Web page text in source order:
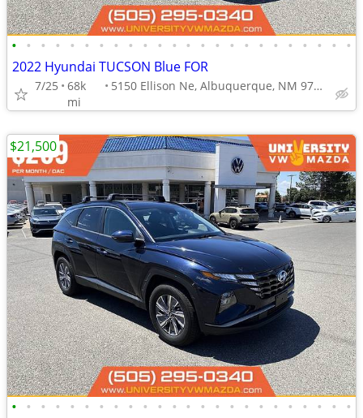
• • • • • • • • • • • • • • • • • • • • • • • •
2022 Hyundai TUCSON Blue FOR
7/25
68k
mi
5150 Ellison Ne, Albuquerque, NM 97109
• • • • • • • • • • • • • • • • • • • • • • • •
$21,500